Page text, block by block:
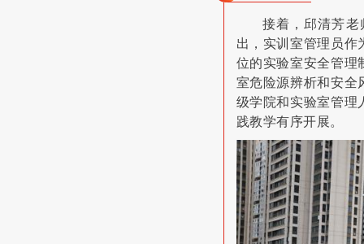
接着，邱清芳
出，实训室管理员作
位的实验室安全管理
室危险源辨析和安全
级学院和实验室管理
践教学有序开展。